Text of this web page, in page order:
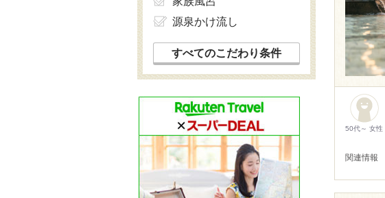
50代～ 女性
関連情報
源泉かけ流し
すべてのこだわり条件